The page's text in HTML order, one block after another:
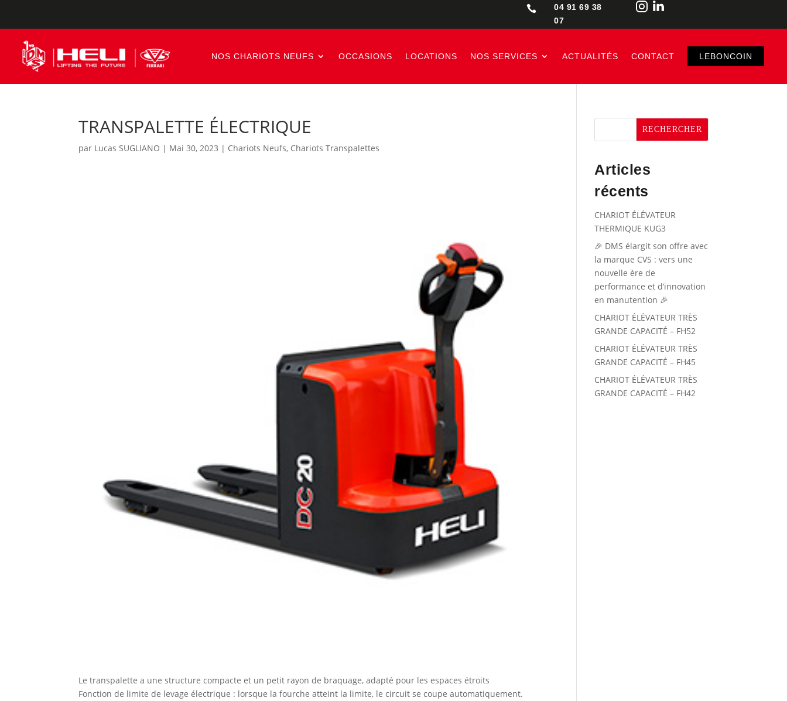

04 91 69 38
07
NOS CHARIOTS NEUFS OCCASIONS LOCATIONS NOS SERVICES ACTUALITÉS CONTACT LEBONCOIN
TRANSPALETTE ÉLECTRIQUE
par Lucas SUGLIANO | Mai 30, 2023 | Chariots Neufs, Chariots Transpalettes
Le transpalette a une structure compacte et un petit rayon de braquage, adapté pour les espaces étroits
Fonction de limite de levage électrique : lorsque la fourche atteint la limite, le circuit se coupe automatiquement.
RECHERCHER
Articles
récents
CHARIOT ÉLÉVATEUR
THERMIQUE KUG3
🎉 DMS élargit son offre avec
la marque CVS : vers une
nouvelle ère de
performance et d’innovation
en manutention 🎉
CHARIOT ÉLÉVATEUR TRÈS
GRANDE CAPACITÉ – FH52
CHARIOT ÉLÉVATEUR TRÈS
GRANDE CAPACITÉ – FH45
CHARIOT ÉLÉVATEUR TRÈS
GRANDE CAPACITÉ – FH42